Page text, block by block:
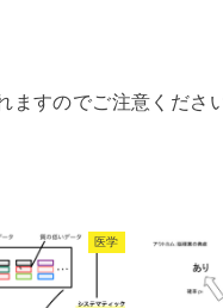
すのでご注意くださ
医学